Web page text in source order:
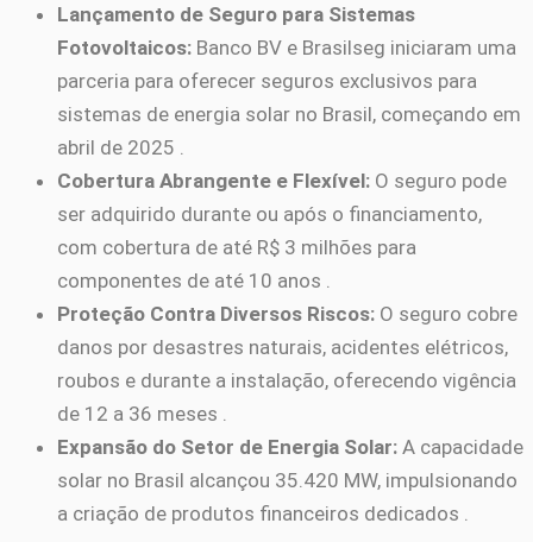
Lançamento de Seguro para Sistemas
Fotovoltaicos: Banco BV e Brasilseg iniciaram uma
parceria para oferecer seguros exclusivos para
sistemas de energia solar no Brasil, começando em
abril de 2025 .
Cobertura Abrangente e Flexível: O seguro pode
ser adquirido durante ou após o financiamento,
com cobertura de até R$ 3 milhões para
componentes de até 10 anos .
Proteção Contra Diversos Riscos: O seguro cobre
danos por desastres naturais, acidentes elétricos,
roubos e durante a instalação, oferecendo vigência
de 12 a 36 meses .
Expansão do Setor de Energia Solar: A capacidade
solar no Brasil alcançou 35.420 MW, impulsionando
a criação de produtos financeiros dedicados .